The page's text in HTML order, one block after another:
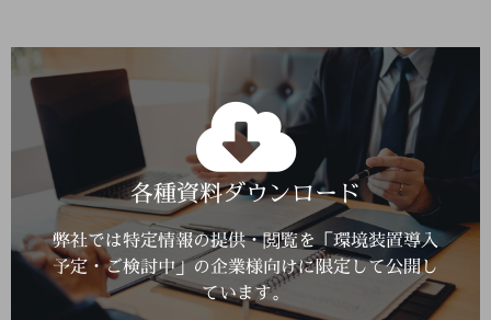
各種資料ダウンロード
弊社では特定情報の提供・閲覧を「環境装置導入
予定・ご検討中」の企業様向けに限定して公開し
ています。
詳しくはこちら
Click Here